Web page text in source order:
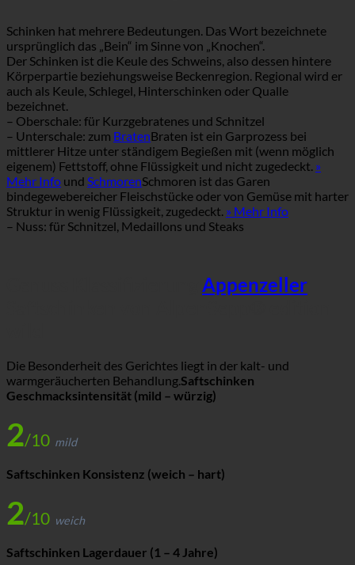
Schinken hat mehrere Bedeutungen. Das Wort bezeichnete
ursprünglich das „Bein“ im Sinne von „Knochen“.
Der Schinken ist die Keule des Schweins, also dessen hintere
Körperpartie beziehungsweise Beckenregion. Regional wird er
auch als Keule, Schlegel, Hinterschinken oder Qualle
bezeichnet.
– Oberschale: für Kurzgebratenes und Schnitzel
– Unterschale: zum BratenBraten ist ein Garprozess bei
mittlerer Hitze unter ständigem Begießen mit (wenn möglich
eigenem) Fettstoff, ohne Flüssigkeit und nicht zugedeckt. »
Mehr Info und SchmorenSchmoren ist das Garen
bindegewebereicher Fleischstücke oder von Gemüse mit harter
Struktur in wenig Flüssigkeit, zugedeckt. » Mehr Info
– Nuss: für Schnitzel, Medaillons und Steaks
Appenzeller
Die Besonderheit des Gerichtes liegt in der kalt- und
warmgeräucherten Behandlung. Saftschinken
Geschmacksintensität (mild – würzig)
2/10 mild
Saftschinken Konsistenz (weich – hart)
2/10 weich
Saftschinken Lagerdauer (1 – 4 Jahre)